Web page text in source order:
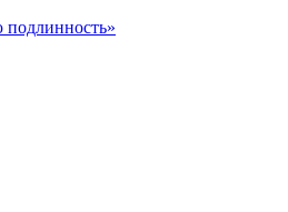
подлинность»